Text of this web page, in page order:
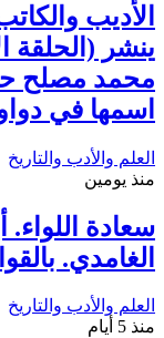
الأديب
ينشر (الحلقة
محمد مصلح
اسمها في
العلم والأدب والتاريخ
منذ يومين
سعادة
الغامدي.
العلم والأدب والتاريخ
منذ 5 أيام